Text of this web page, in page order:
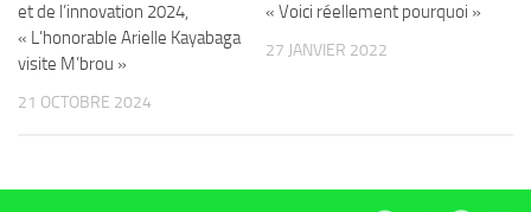
et de l’innovation 2024,
« L’honorable Arielle Kayabaga
visite M’brou »
21 OCTOBRE 2024
« Voici réellement pourquoi »
27 JANVIER 2022